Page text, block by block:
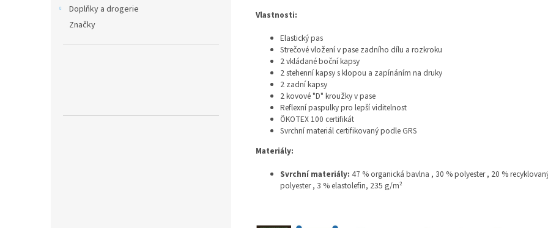
Doplňky a drogerie
Značky
Vlastnosti:
Elastický pas
Strečové vložení v pase zadního dílu a rozkroku
2 vkládané boční kapsy
2 stehenní kapsy s klopou a zapínáním na druky
2 zadní kapsy
2 kovové "D" kroužky v pase
Reflexní paspulky pro lepší viditelnost
ÖKOTEX 100 certifikát
Svrchní materiál certifikovaný podle GRS
Materiály:
Svrchní materiály: 47 % organická bavlna , 30 % polyester , 20 %
polyester , 3 % elastolefin, 235 g/m²